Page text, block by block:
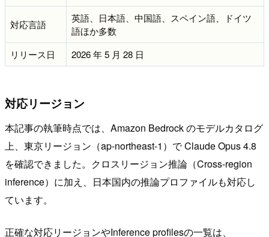
対応言語
英語、日本語、中国語、スペイン語、ドイツ
語ほか多数
リリース日
2026 年 5 月 28 日
対応リージョン
本記事の執筆時点では、Amazon Bedrock のモデルカタログ
上、東京リージョン（ap-northeast-1）で Claude Opus 4.8
を確認できました。クロスリージョン推論（Cross-region
inference）に加え、日本国内の推論プロファイルも対応し
ています。
正確な対応リージョンやInference profilesの一覧は、